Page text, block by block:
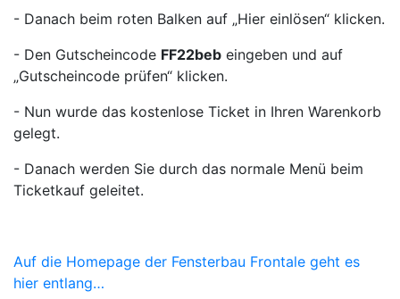
- Danach beim roten Balken auf „Hier einlösen“ klicken.
- Den Gutscheincode FF22beb eingeben und auf
„Gutscheincode prüfen“ klicken.
- Nun wurde das kostenlose Ticket in Ihren Warenkorb
gelegt.
- Danach werden Sie durch das normale Menü beim
Ticketkauf geleitet.
Auf die Homepage der Fensterbau Frontale geht es
hier entlang…